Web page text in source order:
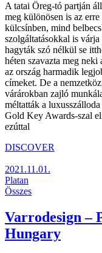
A tatai Öreg-tó partján
meg különösen is az
külcsínben, mind
szolgáltatásokkal is
hagyták szó nélkül se
héten szavazta meg
az ország harmadik
címeket. De a
várárokban zajló
méltatták a
Gold Key Awards-szal
ezúttal
DISCOVER
2021.11.01.
Platan
Összes
Varrodesign –
Hungary